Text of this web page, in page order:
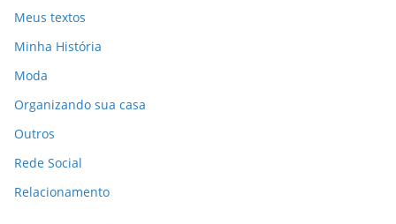
Meus textos
Minha História
Moda
Organizando sua casa
Outros
Rede Social
Relacionamento